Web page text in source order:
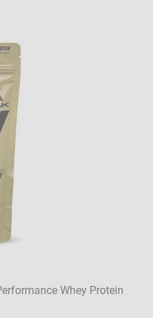
Whey Protein